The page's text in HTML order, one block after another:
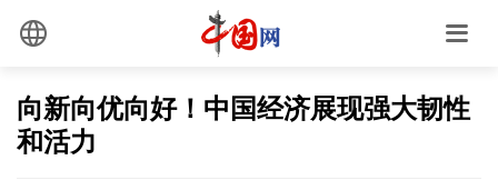
向新向优向好！中国经济展现强大韧性
和活力